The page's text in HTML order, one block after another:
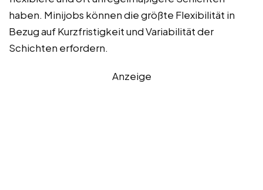
haben. Minijobs können die größte Flexibilität in
Bezug auf Kurzfristigkeit und Variabilität der
Schichten erfordern.
Anzeige